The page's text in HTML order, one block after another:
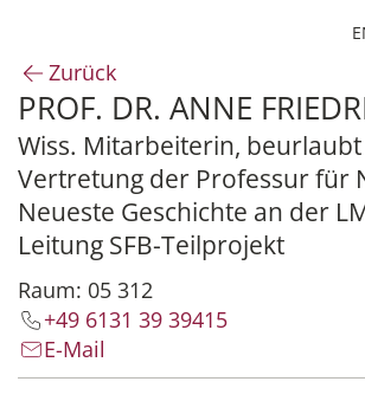
Institut
Administration
Forschung
Stipendien- und Gästeprogramm
Publikationen des IEG
Zurück
PROF. DR. ANNE
Wiss. Mitarbeiterin,
Vertretung der Professur für
Neueste Geschichte an der
Leitung SFB-Teilprojekt
Raum: 05 312
+49 6131 39 39415
E-Mail